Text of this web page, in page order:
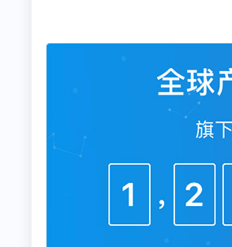
其中，MAU增长对广告收入
主要因素。（相比之下，